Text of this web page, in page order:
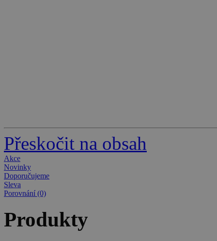
Přeskočit na obsah
Akce
Novinky
Doporučujeme
Sleva
Porovnání (0)
Produkty